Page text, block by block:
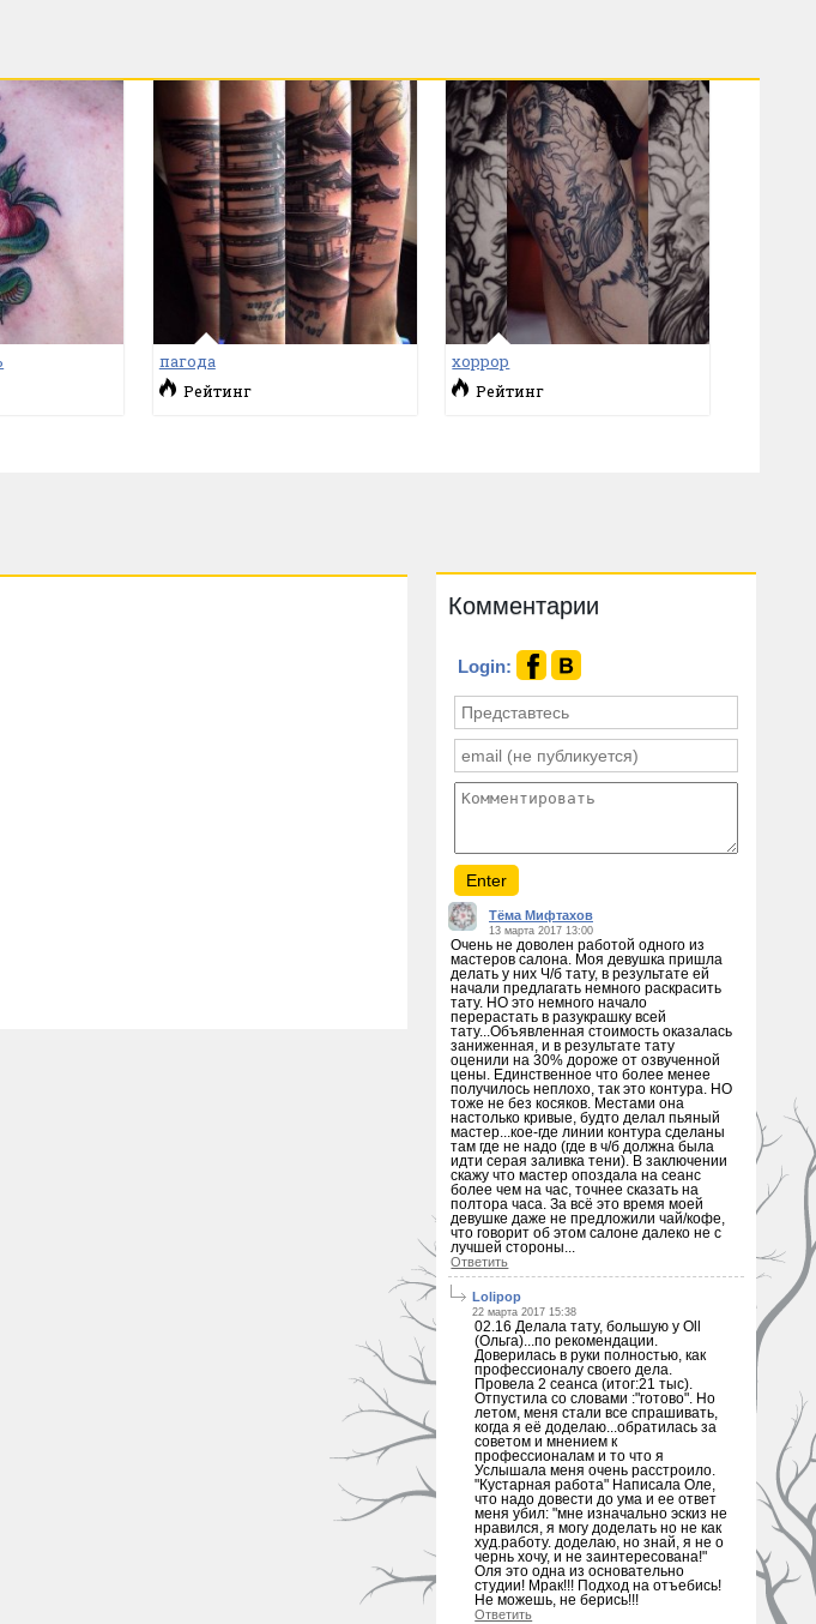
пагода
Рейтинг
хоррор
Рейтинг
Комментарии
Login:
Тёма Мифтахов
13 марта 2017 13:00
Очень не доволен работой одного из
мастеров салона. Моя девушка пришла
делать у них Ч/б тату, в результате ей
начали предлагать немного раскрасить
тату. НО это немного начало
перерастать в разукрашку всей
тату...Объявленная стоимость оказалась
заниженная, и в результате тату
оценили на 30% дороже от озвученной
цены. Единственное что более менее
получилось неплохо, так это контура. НО
тоже не без косяков. Местами она
настолько кривые, будто делал пьяный
мастер...кое-где линии контура сделаны
там где не надо (где в ч/б должна была
идти серая заливка тени). В заключении
скажу что мастер опоздала на сеанс
более чем на час, точнее сказать на
полтора часа. За всё это время моей
девушке даже не предложили чай/кофе,
что говорит об этом салоне далеко не с
лучшей стороны...
Ответить
Lolipop
22 марта 2017 15:38
02.16 Делала тату, большую у Oll
(Ольга)...по рекомендации.
Доверилась в руки полностью, как
профессионалу своего дела.
Провела 2 сеанса (итог:21 тыс).
Отпустила со словами :"готово". Но
летом, меня стали все спрашивать,
когда я её доделаю...обратилась за
советом и мнением к
профессионалам и то что я
Услышала меня очень расстроило.
"Кустарная работа" Написала Оле,
что надо довести до ума и ее ответ
меня убил: "мне изначально эскиз не
нравился, я могу доделать но не как
худ.работу. доделаю, но знай, я не о
чернь хочу, и не заинтересована!"
Оля это одна из основательно
студии! Мрак!!! Подход на отъебись!
Не можешь, не берись!!!
Ответить